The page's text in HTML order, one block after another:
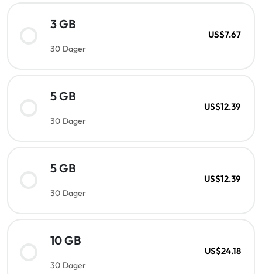
3 GB
30 Dager
US$7.67
5 GB
30 Dager
US$12.39
5 GB
30 Dager
US$12.39
10 GB
30 Dager
US$24.18